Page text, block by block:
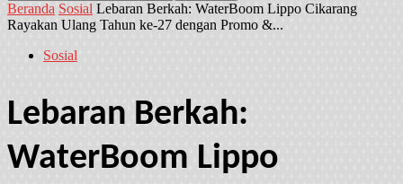
Beranda Sosial Lebaran Berkah: WaterBoom Lippo Cikarang
Rayakan Ulang Tahun ke-27 dengan Promo &...
Sosial
Lebaran Berkah:
WaterBoom Lippo